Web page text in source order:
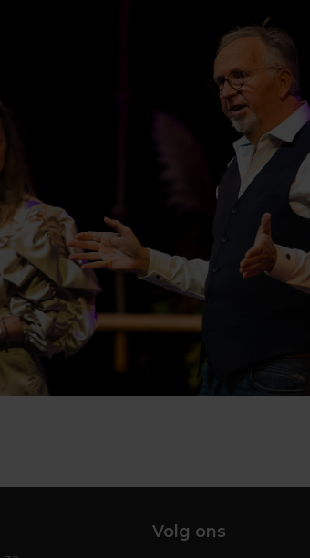
Volg ons